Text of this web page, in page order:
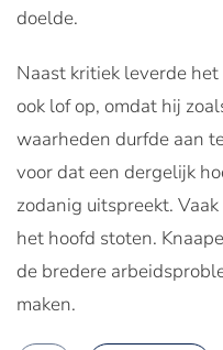
doelde.
Naast kritiek leverde
ook lof op, omdat hij
waarheden durfde aan
voor dat een dergelijk
zodanig uitspreekt.
het hoofd stoten.
de bredere
maken.